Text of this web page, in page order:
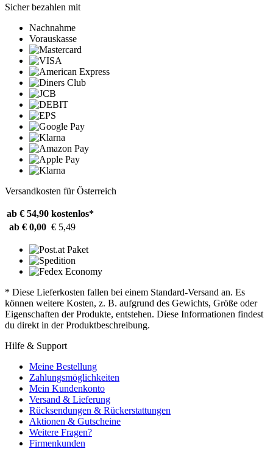
Sicher bezahlen mit
Nachnahme
Vorauskasse
Versandkosten für Österreich
ab € 54,90 kostenlos*
ab € 0,00 € 5,49
* Diese Lieferkosten fallen bei einem Standard-Versand an. Es
können weitere Kosten, z. B. aufgrund des Gewichts, Größe oder
Eigenschaften der Produkte, entstehen. Diese Informationen findest
du direkt in der Produktbeschreibung.
Hilfe & Support
Meine Bestellung
Zahlungsmöglichkeiten
Mein Kundenkonto
Versand & Lieferung
Rücksendungen & Rückerstattungen
Aktionen & Gutscheine
Weitere Fragen?
Firmenkunden